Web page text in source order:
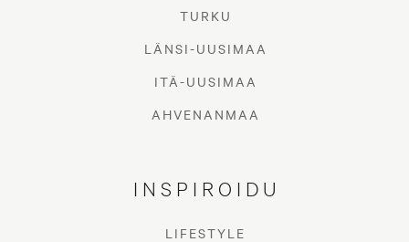
TURKU
LÄNSI-UUSIMAA
ITÄ-UUSIMAA
AHVENANMAA
INSPIROIDU
LIFESTYLE